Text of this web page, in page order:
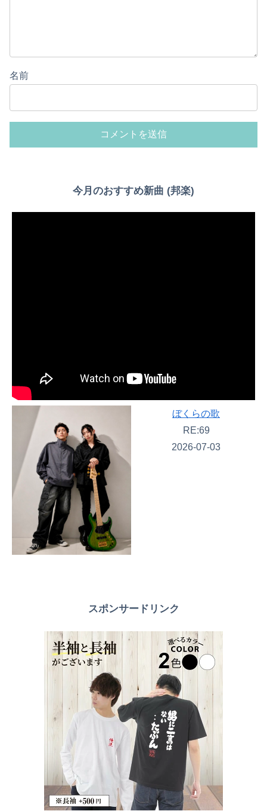
名前
今月のおすすめ新曲 (邦楽)
ぼくらの歌
RE:69
2026-07-03
スポンサードリンク